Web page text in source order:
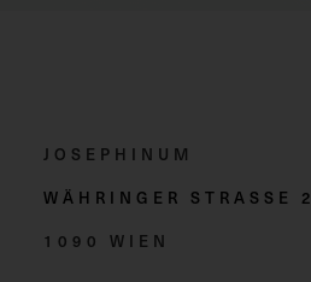
JOSEPHINUM
WÄHRINGER STRASSE 2
1090 WIEN